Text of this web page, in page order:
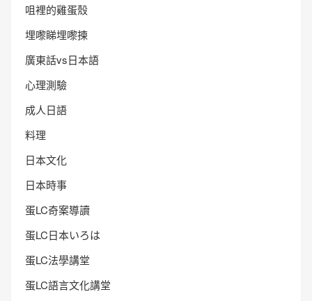
咀裡的雞蛋殼
埋嚟睇埋嚟揀
廣東話vs日本語
心理測驗
成人日語
料理
日本文化
日本時事
蛋LC奇案導讀
蛋LC日本いろは
蛋LC法學講堂
蛋LC語言文化講堂